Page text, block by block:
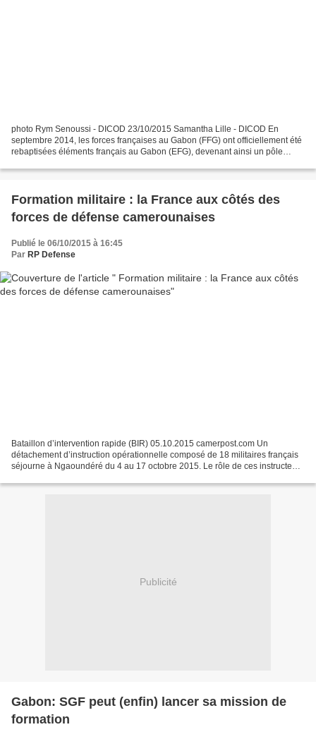
photo Rym Senoussi - DICOD 23/10/2015 Samantha Lille - DICOD En
septembre 2014, les forces françaises au Gabon (FFG) ont officiellement été
rebaptisées éléments français au Gabon (EFG), devenant ainsi un pôle
Formation militaire : la France aux côtés des
forces de défense camerounaises
Publié le 06/10/2015 à 16:45
Par RP Defense
Bataillon d’intervention rapide (BIR) 05.10.2015 camerpost.com Un
détachement d’instruction opérationnelle composé de 18 militaires français
séjourne à Ngaoundéré du 4 au 17 octobre 2015. Le rôle de ces instructeurs
Publicité
Gabon: SGF peut (enfin) lancer sa mission de
formation